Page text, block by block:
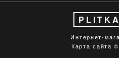
Интернет-
Карта сайта